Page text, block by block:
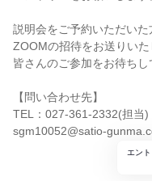
説明会をご予約いただいた
ZOOMの招待をお送りいた
皆さんのご参加をお待ちし
【問い合わせ先】
TEL：027-361-2332(担当)
sgm10052@satio-
エン